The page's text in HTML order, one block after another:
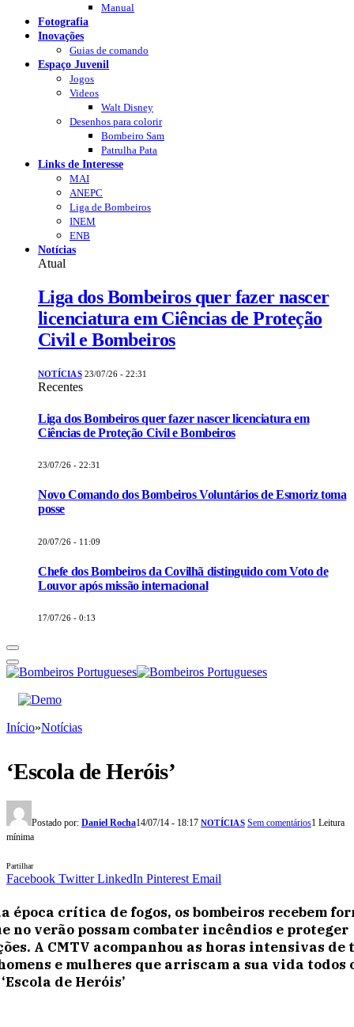
Manual
Fotografia
Inovações
Guias de comando
Espaço Juvenil
Jogos
Videos
Walt Disney
Desenhos para colorir
Bombeiro Sam
Patrulha Pata
Links de Interesse
MAI
ANEPC
Liga de Bombeiros
INEM
ENB
Notícias
Atual
Liga dos Bombeiros quer fazer nascer
licenciatura em Ciências de Proteção
Civil e Bombeiros
NOTÍCIAS 23/07/26 - 22:31
Recentes
Liga dos Bombeiros quer fazer nascer licenciatura em
Ciências de Proteção Civil e Bombeiros
23/07/26 - 22:31
Novo Comando dos Bombeiros Voluntários de Esmoriz toma
posse
20/07/26 - 11:09
Chefe dos Bombeiros da Covilhã distinguido com Voto de
Louvor após missão internacional
17/07/26 - 0:13
Início»Notícias
‘Escola de Heróis’
Postado por: Daniel Rocha14/07/14 - 18:17 NOTÍCIAS Sem comentários1 Leitura
mínima
Partilhar
Facebook Twitter LinkedIn Pinterest Email
época crítica de fogos, os bombeiros recebem
no verão possam combater incêndios e proteger
A CMTV acompanhou as horas intensivas de
e mulheres que arriscam a sua vida todos
de Heróis’